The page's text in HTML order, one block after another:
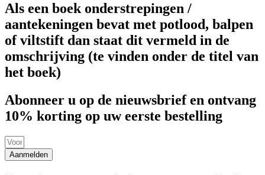
Als een boek onderstrepingen /
aantekeningen bevat met potlood, balpen
of viltstift dan staat dit vermeld in de
omschrijving (te vinden onder de titel van
het boek)
Abonneer u op de nieuwsbrief en ontvang
10% korting op uw eerste bestelling
Aanmelden